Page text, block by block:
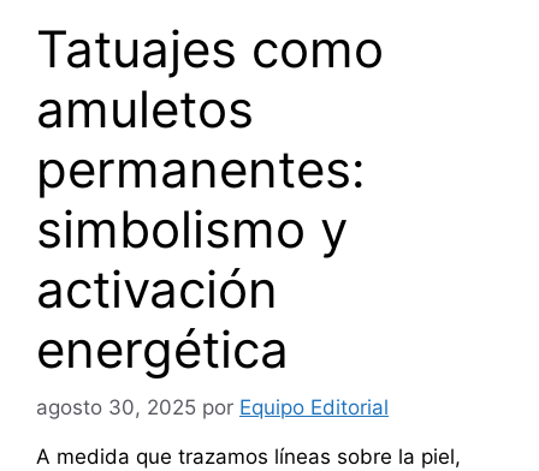
Tatuajes como
amuletos
permanentes:
simbolismo y
activación
energética
agosto 30, 2025 por Equipo Editorial
A medida que trazamos líneas sobre la piel,